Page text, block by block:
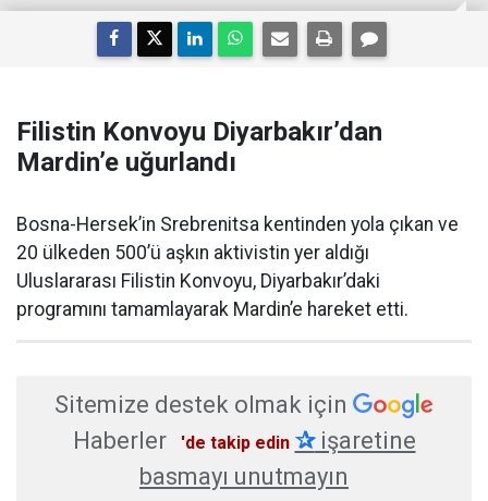
Filistin Konvoyu Diyarbakır’dan
Mardin’e uğurlandı
Bosna-Hersek’in Srebrenitsa kentinden yola çıkan ve
20 ülkeden 500’ü aşkın aktivistin yer aldığı
Uluslararası Filistin Konvoyu, Diyarbakır’daki
programını tamamlayarak Mardin’e hareket etti.
Sitemize destek olmak için
Haberler
'de takip edin ✰işaretine
basmayı unutmayın